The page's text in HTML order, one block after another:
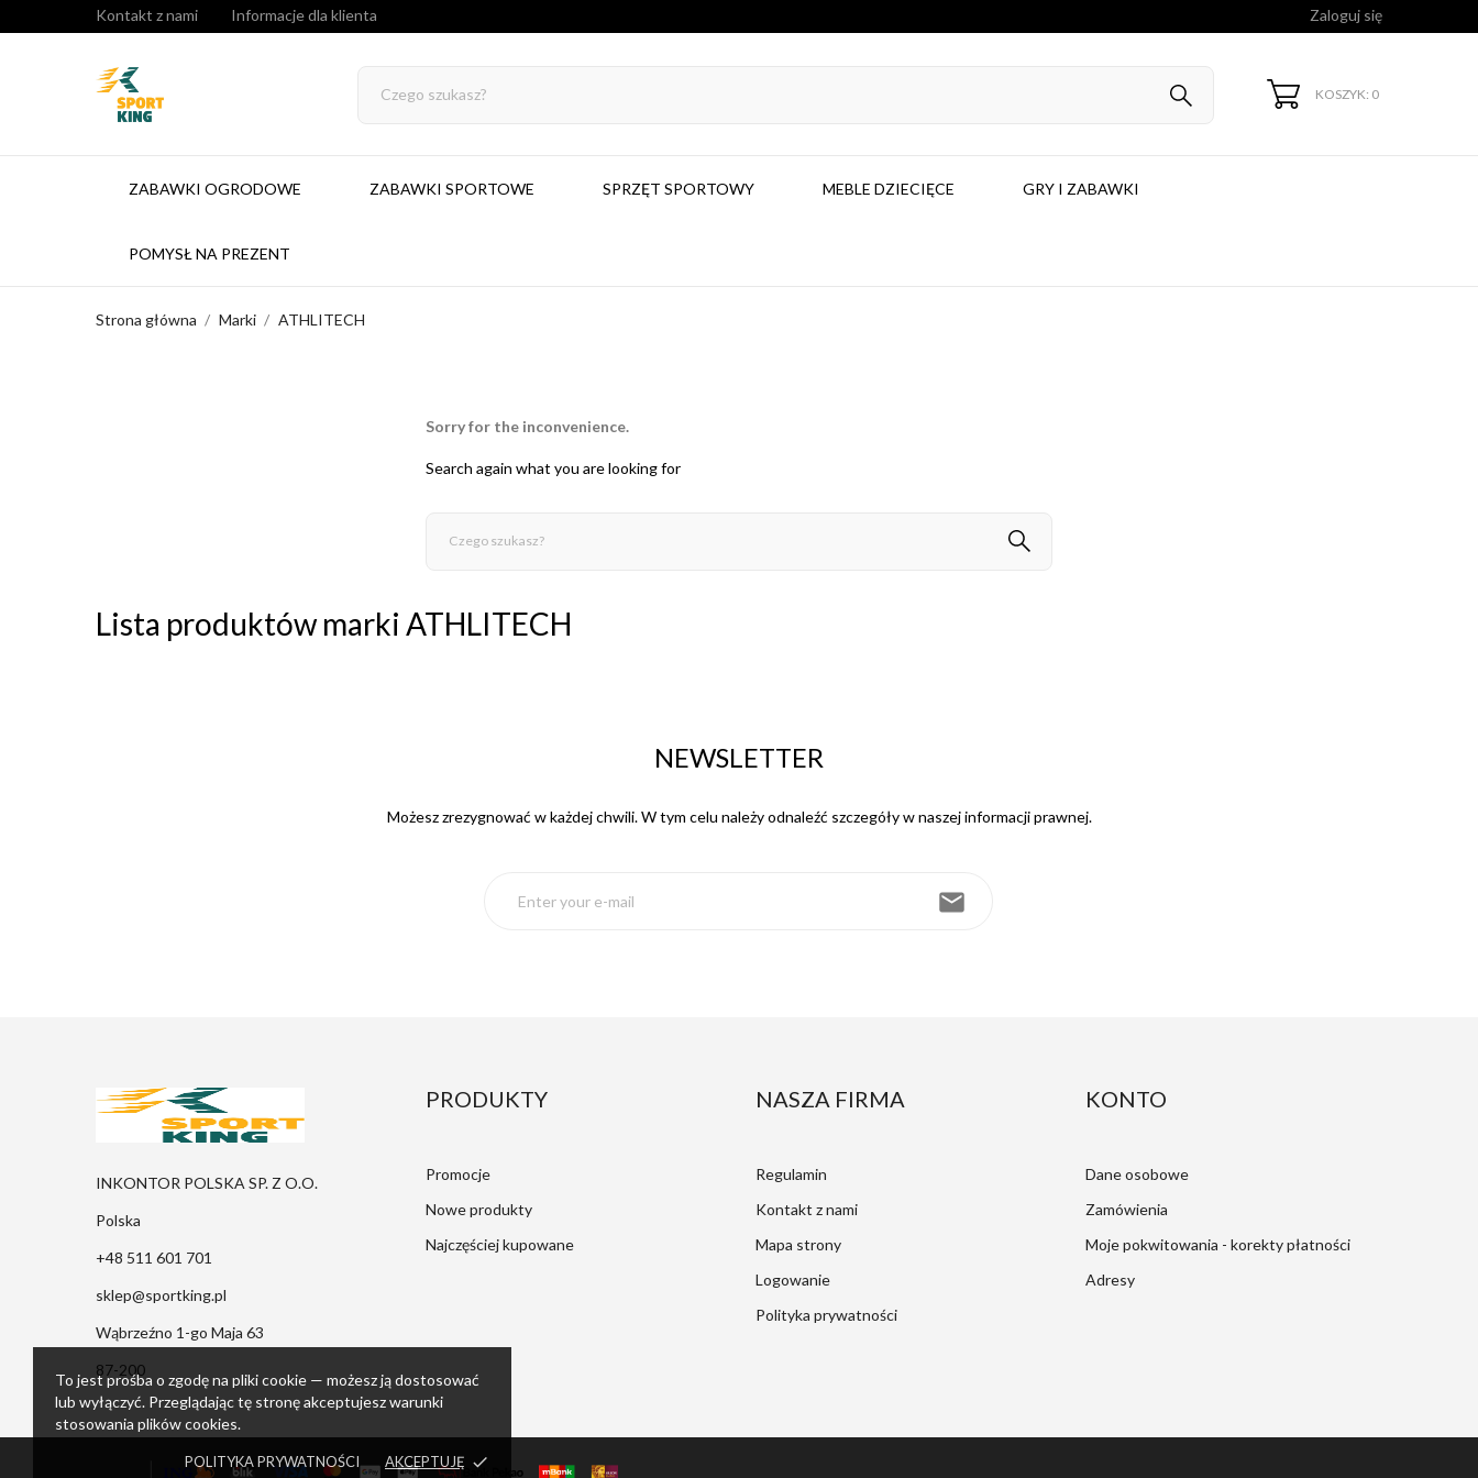
To jest prośba o zgodę na pliki cookie — możesz ją dostosować
lub wyłączyć. Przeglądając tę stronę akceptujesz warunki
stosowania plików cookies.
POLITYKA PRYWATNOŚCI AKCEPTUJĘ done
Kontakt z nami Informacje dla klienta Zaloguj się
KOSZYK: 0
ZABAWKI OGRODOWE ZABAWKI SPORTOWE SPRZĘT SPORTOWY MEBLE DZIECIĘCE GRY I ZABAWKI
POMYSŁ NA PREZENT
Strona główna Marki ATHLITECH
Sorry for the inconvenience.
Search again what you are looking for
Lista produktów marki ATHLITECH
NEWSLETTER
Możesz zrezygnować w każdej chwili. W tym celu należy odnaleźć szczegóły w naszej informacji prawnej.
email
INKONTOR POLSKA SP. Z O.O.
Polska
+48 511 601 701
sklep@sportking.pl
Wąbrzeźno 1-go Maja 63
87-200
PRODUKTY
Promocje
Nowe produkty
Najczęściej kupowane
NASZA FIRMA
Regulamin
Kontakt z nami
Mapa strony
Logowanie
Polityka prywatności
KONTO
Dane osobowe
Zamówienia
Moje pokwitowania - korekty płatności
Adresy